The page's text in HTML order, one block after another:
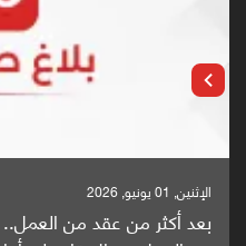
الإثنين, 25 مايو, 2026
باحثون من اليمن يدخلون